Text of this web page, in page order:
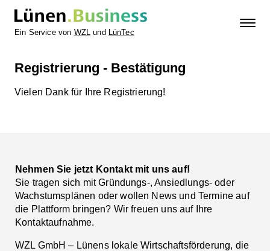
Ein Service von WZL und LünTec
Registrierung - Bestätigung
Vielen Dank für Ihre Registrierung!
Nehmen Sie jetzt Kontakt mit uns auf!
Sie tragen sich mit Gründungs-, Ansiedlungs- oder
Wachstumsplänen oder wollen News und Termine auf
die Plattform bringen? Wir freuen uns auf Ihre
Kontaktaufnahme.
WZL GmbH – Lünens lokale Wirtschaftsförderung, die